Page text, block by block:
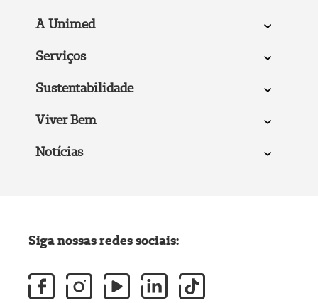
A Unimed
Serviços
Sustentabilidade
Viver Bem
Notícias
Siga nossas redes sociais: